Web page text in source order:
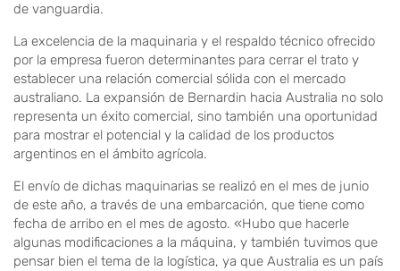
de vanguardia.
La excelencia de la maquinaria y el respaldo técnico ofrecido
por la empresa fueron determinantes para cerrar el trato y
establecer una relación comercial sólida con el mercado
australiano. La expansión de Bernardin hacia Australia no solo
representa un éxito comercial, sino también una oportunidad
para mostrar el potencial y la calidad de los productos
argentinos en el ámbito agrícola.
El envío de dichas maquinarias se realizó en el mes de junio
de este año, a través de una embarcación, que tiene como
fecha de arribo en el mes de agosto. «Hubo que hacerle
algunas modificaciones a la máquina, y también tuvimos que
pensar bien el tema de la logística, ya que Australia es un país